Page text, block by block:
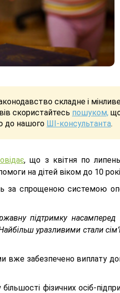
складне і
скористайтесь пошуком,
до нашого ШІ-консультанта.
, що з квітня по
на дітей віком до 10
за спрощеною системою
підтримку насамперед
уразливими стали
вже забезпечено виплату
фізичних осіб-